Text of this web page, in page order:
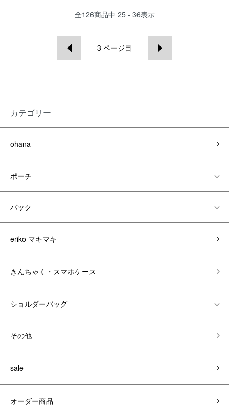
全126商品中 25 - 36表示
3 ページ目
カテゴリー
ohana
ポーチ
バック
eriko マキマキ
きんちゃく・スマホケース
ショルダーバッグ
その他
sale
オーダー商品